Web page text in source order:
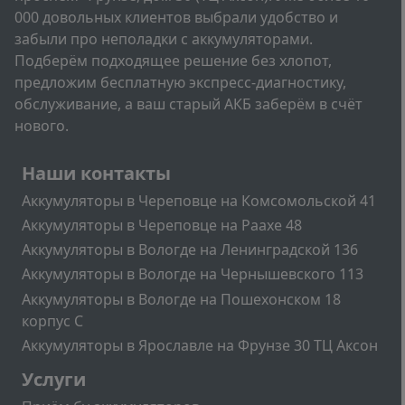
000 довольных клиентов выбрали удобство и
забыли про неполадки с аккумуляторами.
Подберём подходящее решение без хлопот,
предложим бесплатную экспресс-диагностику,
обслуживание, а ваш старый АКБ заберём в счёт
нового.
Наши контакты
Аккумуляторы в Череповце на Комсомольской 41
Аккумуляторы в Череповце на Раахе 48
Аккумуляторы в Вологде на Ленинградской 136
Аккумуляторы в Вологде на Чернышевского 113
Аккумуляторы в Вологде на Пошехонском 18
корпус C
Аккумуляторы в Ярославле на Фрунзе 30 ТЦ Аксон
Услуги